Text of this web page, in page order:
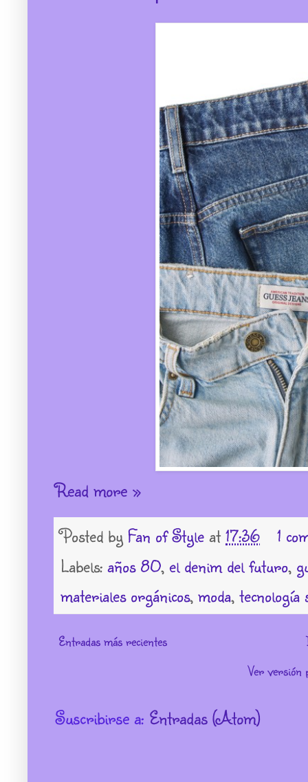
Read more »
Posted by Fan of Style at 17:36
1
Labels: años 80, el denim del futuro,
materiales orgánicos, moda, tecnología
Entradas más recientes
Ver versión
Suscribirse a: Entradas (Atom)